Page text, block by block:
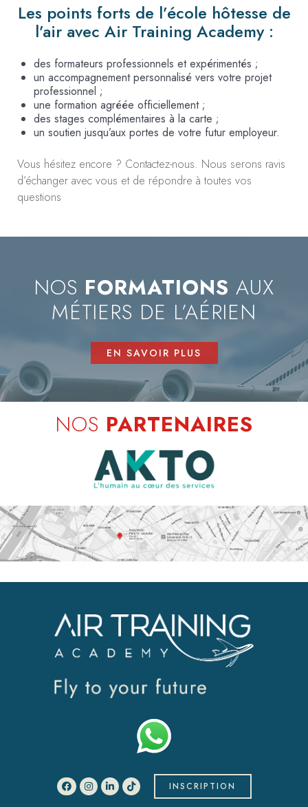
Les points forts de l’école hôtesse de
l’air avec Air Training Academy :
des formateurs professionnels et expérimentés ;
un accompagnement personnalisé vers votre projet
professionnel ;
une formation agréée officiellement ;
des stages complémentaires à la carte ;
un soutien jusqu’aux portes de votre futur employeur.
Vous hésitez encore ? Contactez-nous. Nous serons ravis
d’échanger avec vous et de répondre à toutes vos
questions
NOS FORMATIONS AUX
MÉTIERS DE L’AÉRIEN
EN SAVOIR PLUS
NOS PARTENAIRES
INSCRIPTION